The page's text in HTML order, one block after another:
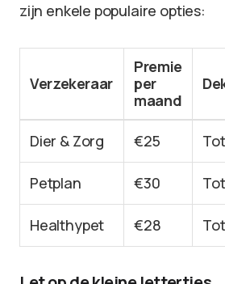
zijn enkele populaire opties:
Verzekeraar
Premie
per
maand
Dier & Zorg €25
Petplan €30
Healthypet €28